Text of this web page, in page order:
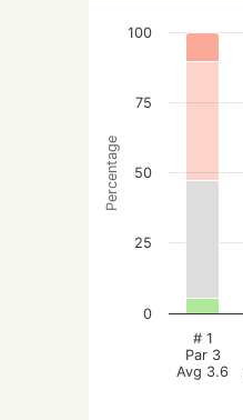
Percentage
# 1
Par 3
Avg 3.6
0
25
50
75
100